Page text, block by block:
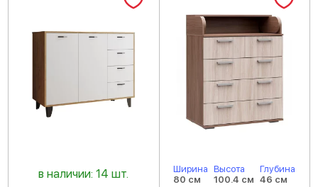
в наличии: 14 шт.
Ширина
80 см
Высота
100.4 см
Глубина
46 см